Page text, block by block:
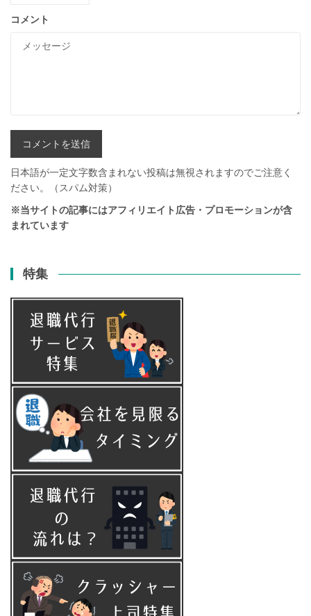
コメント
日本語が一定文字数含まれない投稿は無視されますのでご注意く
ださい。（スパム対策）
※当サイトの記事にはアフィリエイト広告・プロモーションが含
まれています
特集